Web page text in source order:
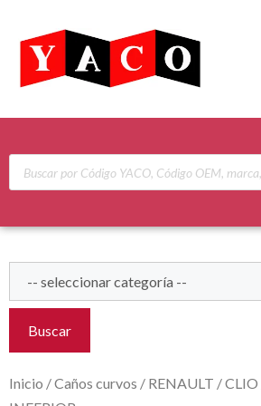
Buscar
Inicio /Caños curvos / RENAULT /CLIO